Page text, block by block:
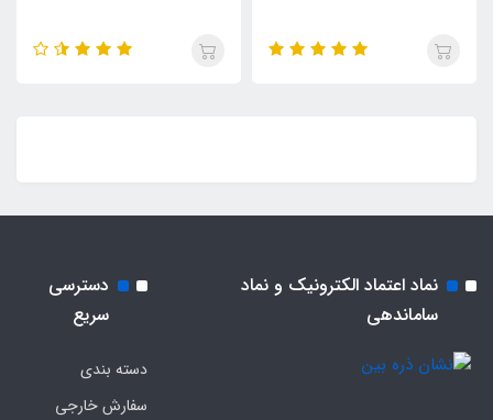
نماد اعتماد الکترونیک و نماد
ساماندهی
دسترسی
سریع
دسته بندی
سفارش خارجی